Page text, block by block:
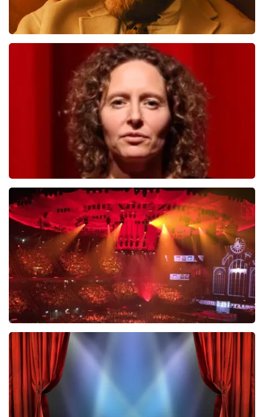
Teddy Swims
laatste 30 minuten
BESTEL NU
Esther van der Voort
654laatste 30 minuten
BESTEL NU
Vrienden Van Amstel Live
433 laatste 30 minuten
BESTEL NU